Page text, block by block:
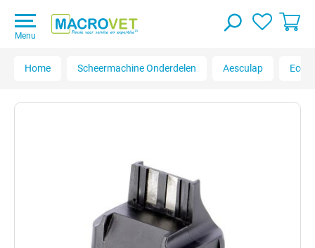
Menu
Home Scheermachine Onderdelen Aesculap